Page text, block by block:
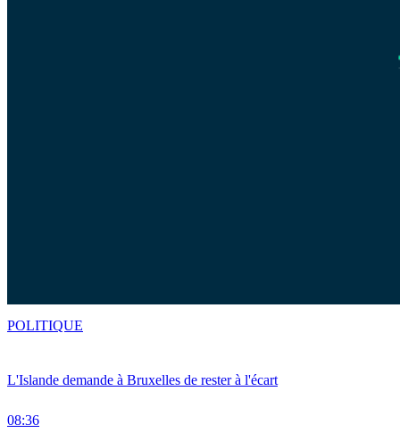
L'Islande demande à Bruxelles de rester à l'écart
08:36
POLITIQUE